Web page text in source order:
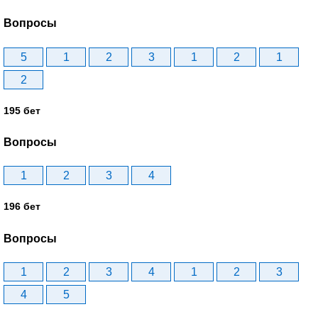
Вопросы
5 1 2 3 1 2
1
2
195 бет
Вопросы
1 2 3 4
196 бет
Вопросы
1 2 3 4 1 2
3
4
5